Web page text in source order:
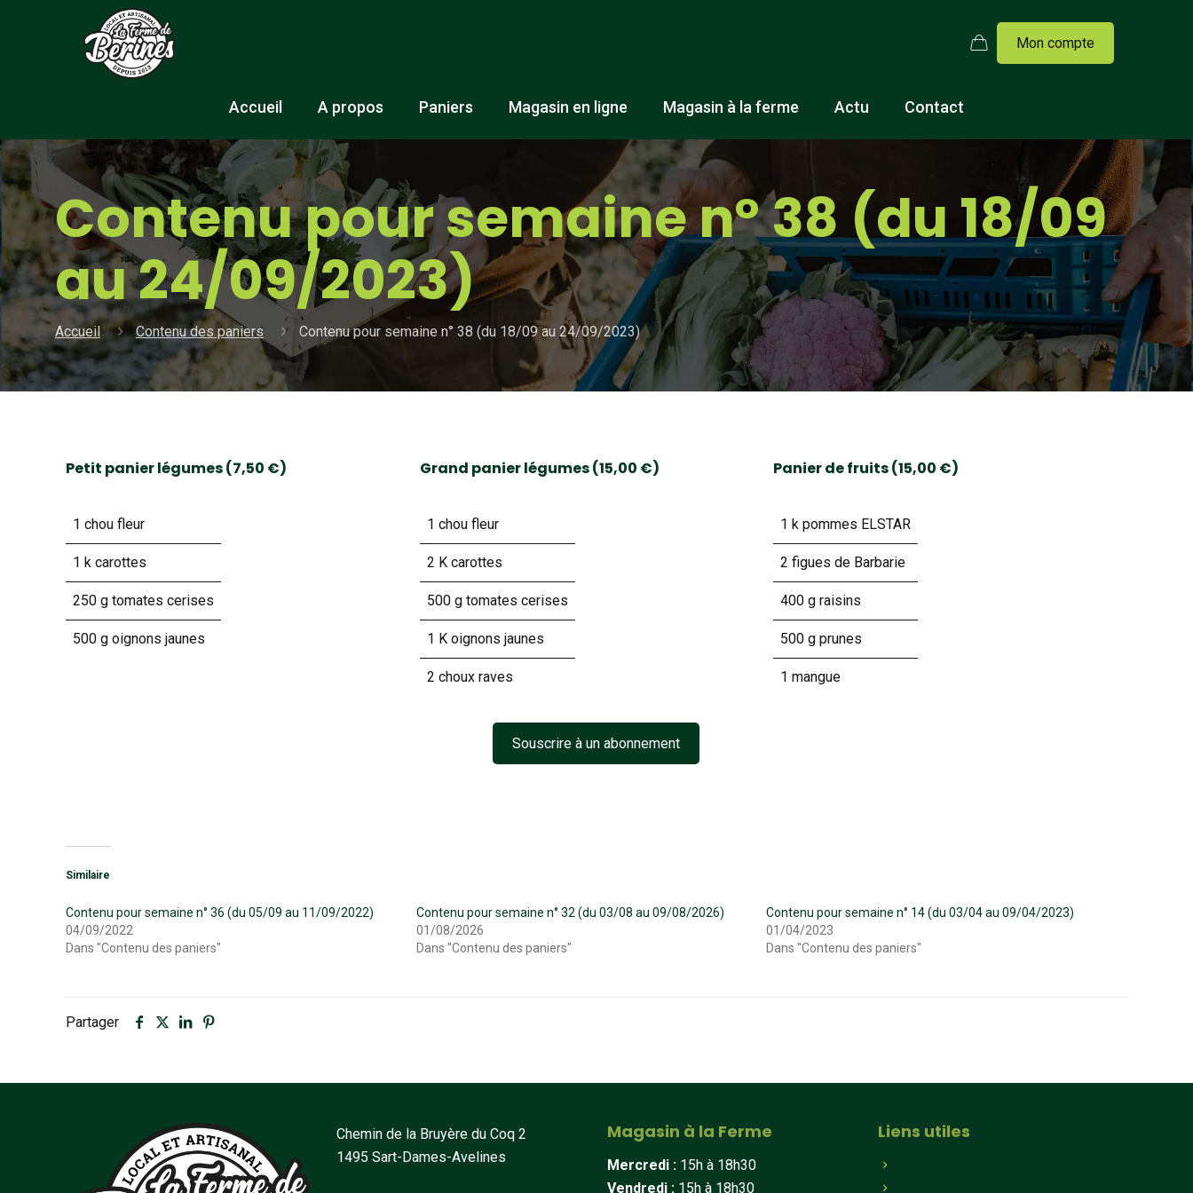
Mon compte
Accueil A propos Paniers Magasin en ligne Magasin à la ferme Actu Contact
Contenu pour semaine n° 38 (du 18/09
au 24/09/2023)
Accueil Contenu des paniers Contenu pour semaine n° 38 (du 18/09 au 24/09/2023)
Petit panier légumes (7,50 €)
1 chou fleur
1 k carottes
250 g tomates cerises
500 g oignons jaunes
Grand panier légumes (15,00 €)
1 chou fleur
2 K carottes
500 g tomates cerises
1 K oignons jaunes
2 choux raves
Panier de fruits (15,00 €)
1 k pommes ELSTAR
2 figues de Barbarie
400 g raisins
500 g prunes
1 mangue
Souscrire à un abonnement
Similaire
Contenu pour semaine n° 36 (du 05/09 au 11/09/2022)
04/09/2022
Dans "Contenu des paniers"
Contenu pour semaine n° 32 (du 03/08 au 09/08/2026)
01/08/2026
Dans "Contenu des paniers"
Contenu pour semaine n° 14 (du 03/04 au 09/04/2023)
01/04/2023
Dans "Contenu des paniers"
Partager
Chemin de la Bruyère du Coq 2
1495 Sart-Dames-Avelines
Magasin à la Ferme
Mercredi : 15h à 18h30
Vendredi : 15h à 18h30
Liens utiles